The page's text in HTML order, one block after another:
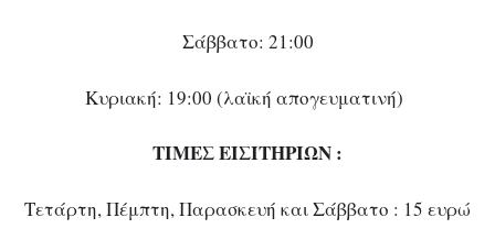
Σάββατο: 21:00
Κυριακή: 19:00 (λαϊκή απογευματινή)
ΤΙΜΕΣ ΕΙΣΙΤΗΡΙΩΝ :
Τετάρτη, Πέμπτη, Παρασκευή και Σάββατο : 15 ευρώ